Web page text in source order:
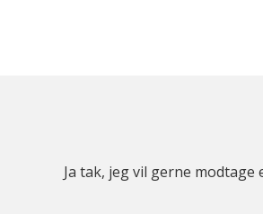
Ja tak, jeg vil gerne